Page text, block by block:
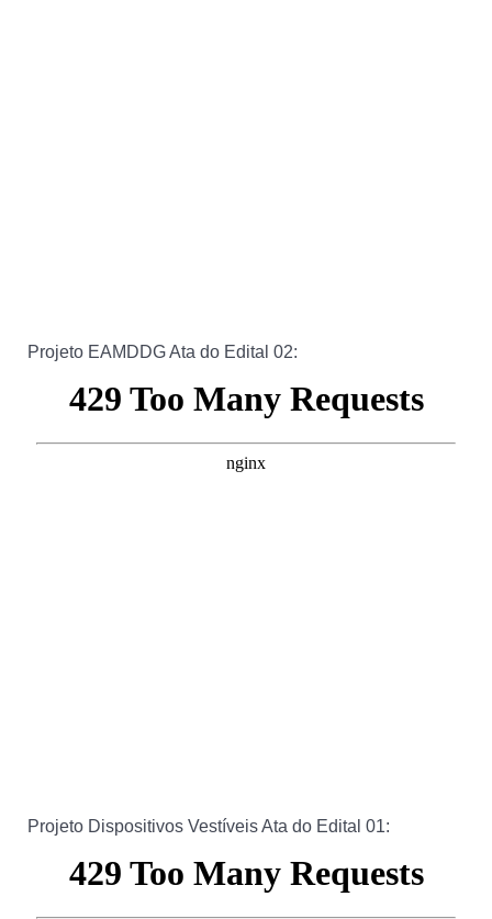
Projeto EAMDDG Ata do Edital 02:
Projeto Dispositivos Vestíveis Ata do Edital 01: